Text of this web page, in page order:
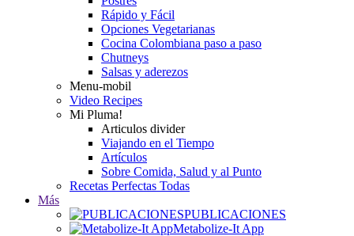
Rápido y Fácil
Opciones Vegetarianas
Cocina Colombiana paso a paso
Chutneys
Salsas y aderezos
Menu-mobil
Video Recipes
Mi Pluma!
Articulos divider
Viajando en el Tiempo
Artículos
Sobre Comida, Salud y al Punto
Recetas Perfectas Todas
Más
PUBLICACIONES
Metabolize-It App